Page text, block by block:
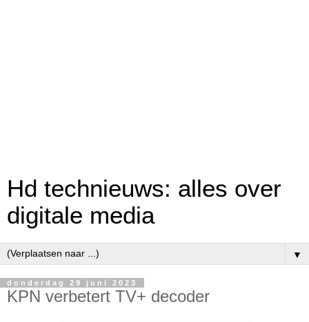
Hd technieuws: alles over
digitale media
▼
donderdag 29 juni 2023
KPN verbetert TV+ decoder